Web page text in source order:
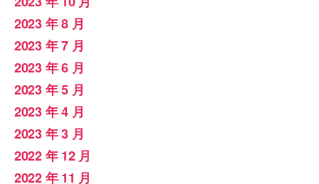
2023 年 8 月
2023 年 7 月
2023 年 6 月
2023 年 5 月
2023 年 4 月
2023 年 3 月
2022 年 12 月
2022 年 11 月